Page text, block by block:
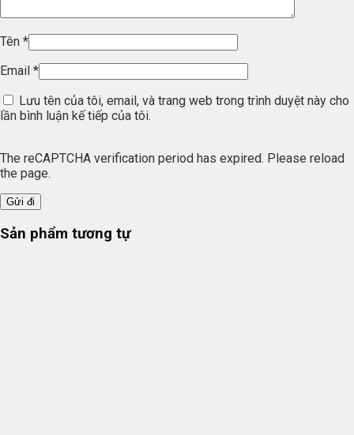
Tên *
Email *
Lưu tên của tôi, email, và trang web trong trình duyệt này cho
lần bình luận kế tiếp của tôi.
The reCAPTCHA verification period has expired. Please reload
the page.
Sản phẩm tương tự